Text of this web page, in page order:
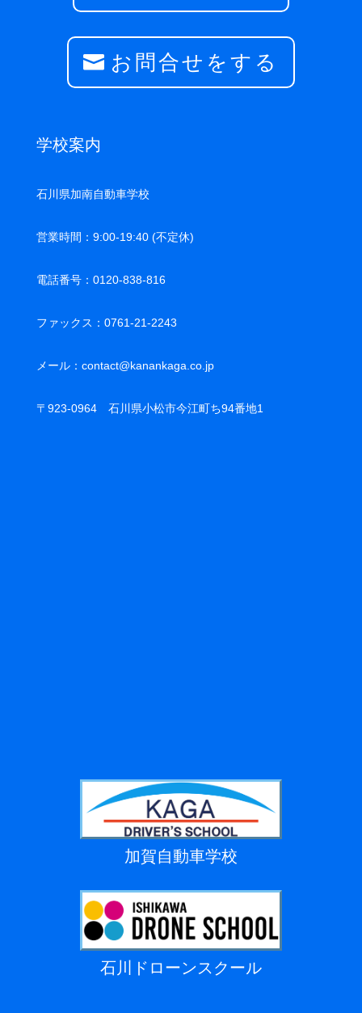
お問合せをする
学校案内
石川県加南自動車学校
営業時間：9:00-19:40 (不定休)
電話番号：0120-838-816
ファックス：0761-21-2243
メール： contact@kanankaga.co.jp
〒923-0964 石川県小松市今江町ち94番地1
加賀自動車学校
石川ドローンスクール